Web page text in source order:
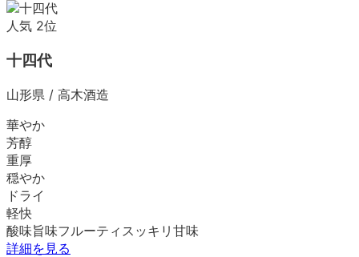
人気 2位
十四代
山形県 / 高木酒造
華やか
芳醇
重厚
穏やか
ドライ
軽快
酸味旨味フルーティ スッキリ 甘味
詳細を見る